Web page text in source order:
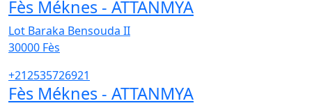
Fès Méknes - ATTANMYA
Lot Baraka Bensouda II
30000 Fès
+212535726921
Fès Méknes - ATTANMYA